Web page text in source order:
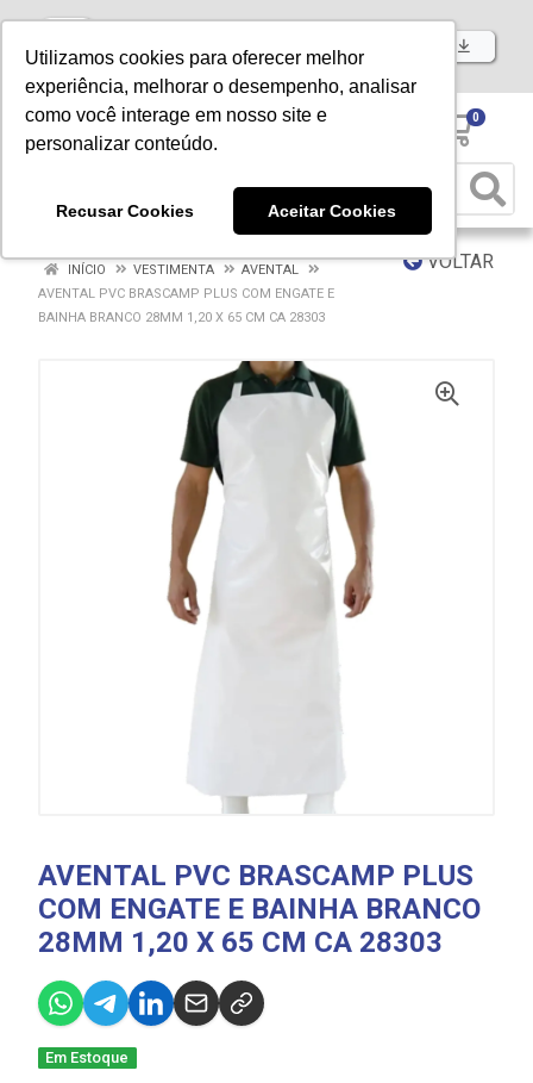
Utilizamos cookies para oferecer melhor
experiência, melhorar o desempenho, analisar
como você interage em nosso site e
personalizar conteúdo.
Recusar Cookies Aceitar Cookies
Baixe já nosso APP
0
VOLTAR
INÍCIO VESTIMENTA
AVENTAL
AVENTAL PVC BRASCAMP PLUS COM ENGATE E
BAINHA BRANCO 28MM 1,20 X 65 CM CA 28303
AVENTAL PVC BRASCAMP PLUS
COM ENGATE E BAINHA BRANCO
28MM 1,20 X 65 CM CA 28303
Em Estoque